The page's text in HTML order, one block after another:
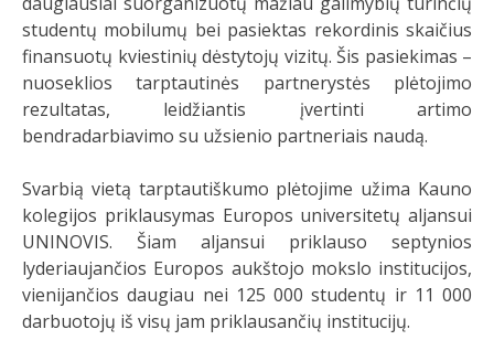
studentų mobilumų bei pasiektas rekordinis skaičius
finansuotų kviestinių dėstytojų vizitų. Šis pasiekimas –
nuoseklios tarptautinės partnerystės plėtojimo
rezultatas, leidžiantis įvertinti artimo
bendradarbiavimo su užsienio partneriais naudą.
Svarbią vietą tarptautiškumo plėtojime užima Kauno
kolegijos priklausymas Europos universitetų aljansui
UNINOVIS. Šiam aljansui priklauso septynios
lyderiaujančios Europos aukštojo mokslo institucijos,
vienijančios daugiau nei 125 000 studentų ir 11 000
darbuotojų iš visų jam priklausančių institucijų.